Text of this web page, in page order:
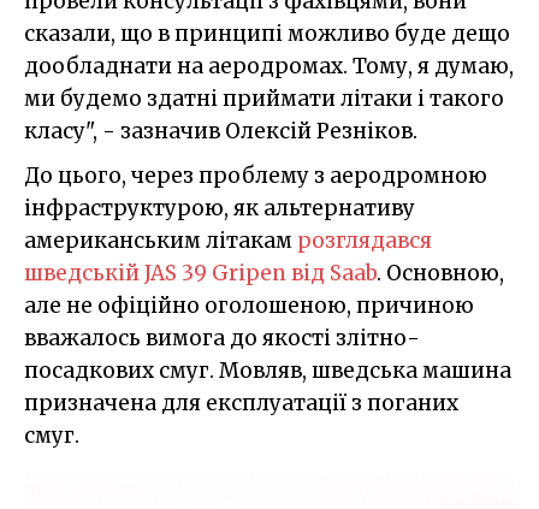
сказали, що в принципі можливо буде дещо
дообладнати на аеродромах. Тому, я думаю,
ми будемо здатні приймати літаки і такого
класу", - зазначив Олексій Резніков.
До цього, через проблему з аеродромною
інфраструктурою, як альтернативу
американським літакам розглядався
шведській JAS 39 Gripen від Saab. Основною,
але не офіційно оголошеною, причиною
вважалось вимога до якості злітно-
посадкових смуг. Мовляв, шведська машина
призначена для експлуатації з поганих
смуг.